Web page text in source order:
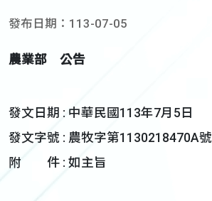
發布日期：113-07-05
農業部 公告
發文日期 : 中華民國113年7月5日
發文字號 : 農牧字第1130218470A號
附 件 : 如主旨